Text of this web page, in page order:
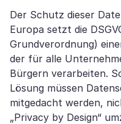
Der Schutz dieser
Europa setzt die
Grundverordnung)
der für alle
Bürgern verarbeiten.
Lösung müssen
mitgedacht werden,
„Privacy by Design“